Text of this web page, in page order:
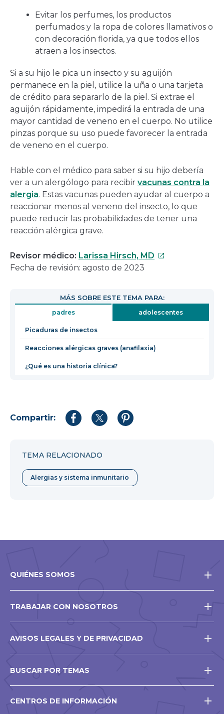
Evitar los perfumes, los productos
perfumados y la ropa de colores llamativos o
con decoración florida, ya que todos ellos
atraen a los insectos.
Si a su hijo le pica un insecto y su aguijón
permanece en la piel, utilice la uña o una tarjeta
de crédito para separarlo de la piel. Si extrae el
aguijón rápidamente, impedirá la entrada de una
mayor cantidad de veneno en el cuerpo. No utilice
pinzas porque su uso puede favorecer la entrada
de veneno en el cuerpo.
Hable con el médico para saber si su hijo debería
ver a un alergólogo para recibir vacunas contra la
alergia. Estas vacunas pueden ayudar al cuerpo a
reaccionar menos al veneno del insecto, lo que
puede reducir las probabilidades de tener una
reacción alérgica grave.
Revisor médico: Larissa Hirsch, MD Este
en
una
ventana
Fecha de revisión: agosto de 2023
MÁS SOBRE ESTE TEMA PARA:
padres adolescentes
Picaduras de insectos
Reacciones alérgicas graves (anafilaxia)
¿Qué es una historia clínica?
Compartir:
CompartirCompartirCompartir
TEMA RELACIONADO
Alergias y sistema inmunitario
QUIÉNES SOMOS
TRABAJAR CON NOSOTROS
AVISOS LEGALES Y DE PRIVACIDAD
BUSCAR POR TEMAS
CENTROS DE INFORMACIÓN